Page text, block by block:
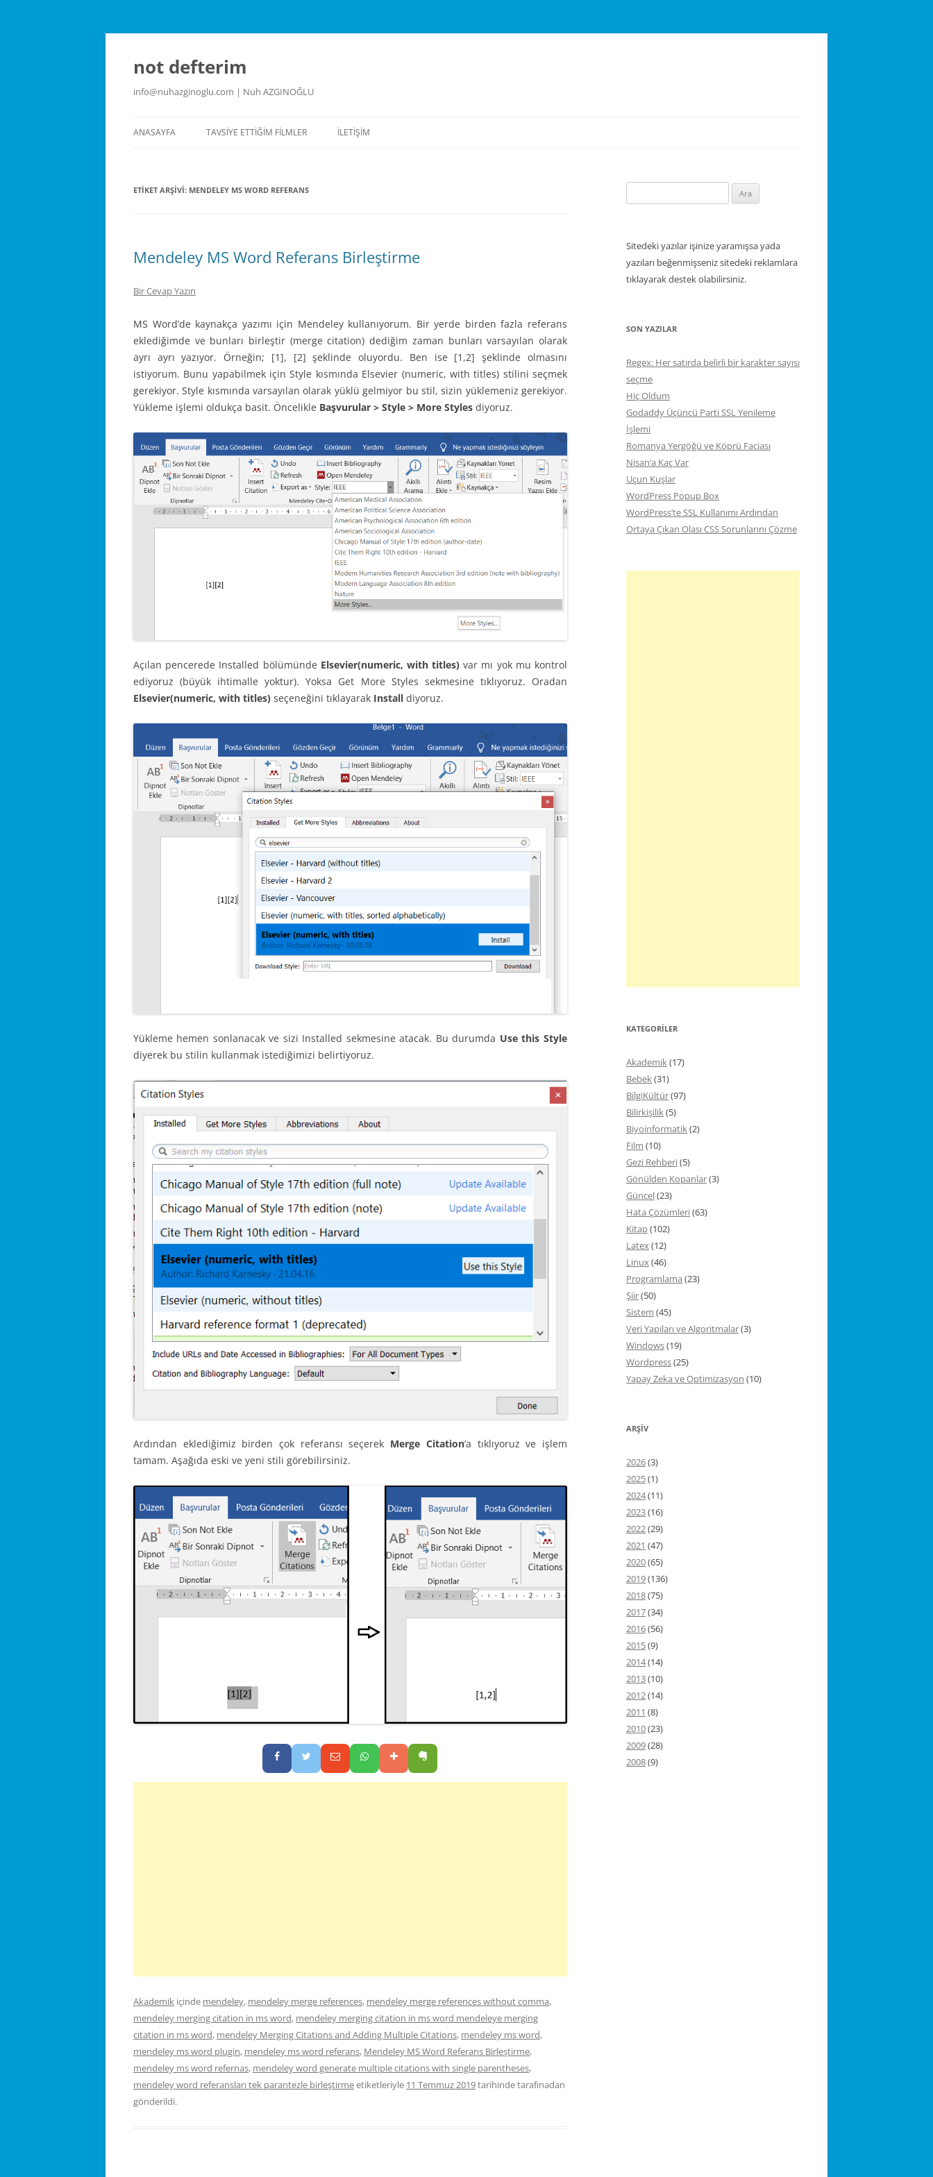
İçeriğe
not defterim
info@nuhazginoglu.com | Nuh AZGINOĞLU
ANASAYFA TAVSIYE ETTIĞIM FILMLER İLETIŞIM
ETIKET ARŞIVI: MENDELEY MS WORD REFERANS
Mendeley MS Word Referans Birleştirme
Bir Cevap Yazın
MS Word’de kaynakça yazımı için Mendeley kullanıyorum. Bir yerde birden fazla referans
eklediğimde ve bunları birleştir (merge citation) dediğim zaman bunları varsayılan olarak
ayrı ayrı yazıyor. Örneğin; [1], [2] şeklinde oluyordu. Ben ise [1,2] şeklinde olmasını
istiyorum. Bunu yapabilmek için Style kısmında Elsevier (numeric, with titles) stilini seçmek
gerekiyor. Style kısmında varsayılan olarak yüklü gelmiyor bu stil, sizin yüklemeniz gerekiyor.
Yükleme işlemi oldukça basit. Öncelikle Başvurular > Style > More Styles diyoruz.
Açılan pencerede Installed bölümünde Elsevier(numeric, with titles) var mı yok mu kontrol
ediyoruz (büyük ihtimalle yoktur). Yoksa Get More Styles sekmesine tıklıyoruz. Oradan
Elsevier(numeric, with titles) seçeneğini tıklayarak Install diyoruz.
Yükleme hemen sonlanacak ve sizi Installed sekmesine atacak. Bu durumda Use this Style
diyerek bu stilin kullanmak istediğimizi belirtiyoruz.
Ardından eklediğimiz birden çok referansı seçerek Merge Citation‘a tıklıyoruz ve işlem
tamam. Aşağıda eski ve yeni stili görebilirsiniz.
Akademik içinde mendeley, mendeley merge references, mendeley merge references without comma,
mendeley merging citation in ms word, mendeley merging citation in ms word mendeleye merging
citation in ms word, mendeley Merging Citations and Adding Multiple Citations, mendeley ms word,
mendeley ms word plugin, mendeley ms word referans, Mendeley MS Word Referans Birleştirme,
mendeley ms word refernas, mendeley word generate multiple citations with single parentheses,
mendeley word referansları tek parantezle birleştirmeetiketleriyle 11 Temmuz 2019tarihindetarafınadan
gönderildi.
Sitedeki yazılar işinize yaramışsa yada
yazıları beğenmişseniz sitedeki reklamlara
tıklayarak destek olabilirsiniz.
SON YAZILAR
Regex: Her satırda belirli bir karakter sayısı
seçme
Hiç Oldum
Godaddy Üçüncü Parti SSL Yenileme
İşlemi
Romanya Yergöğü ve Köprü Faciası
Nisan’a Kaç Var
Uçun Kuşlar
WordPress Popup Box
WordPress’te SSL Kullanımı Ardından
Ortaya Çıkan Olası CSS Sorunlarını Çözme
KATEGORILER
Akademik(17)
Bebek(31)
BilgiKültür(97)
Bilirkişilik(5)
Biyoinformatik(2)
Film (10)
Gezi Rehberi(5)
Gönülden Kopanlar(3)
Güncel(23)
Hata Çözümleri(63)
Kitap(102)
Latex(12)
Linux(46)
Programlama (23)
Şiir(50)
Sistem (45)
Veri Yapıları ve Algoritmalar(3)
Windows(19)
Wordpress(25)
Yapay Zeka ve Optimizasyon (10)
ARŞIV
2026(3)
2025(1)
2024(11)
2023(16)
2022(29)
2021 (47)
2020(65)
2019(136)
2018(75)
2017(34)
2016(56)
2015(9)
2014(14)
2013(10)
2012(14)
2011 (8)
2010(23)
2009(28)
2008(9)